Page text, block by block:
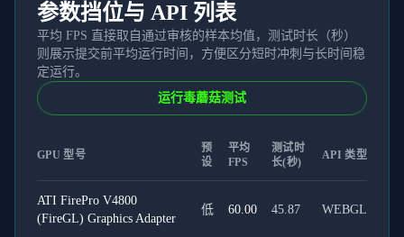
参数挡位与 API 列表
平均 FPS 直接取自通过审核的样本均值，测试时长（秒）
则展示提交前平均运行时间，方便区分短时冲刺与长时间稳
定运行。
运行毒蘑菇测试
GPU 型号
预
设
平均
FPS
测试时
长(秒)
API 类型
ATI FirePro V4800
(FireGL) Graphics Adapter
低 60.00 45.87 WEBGL